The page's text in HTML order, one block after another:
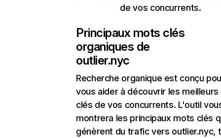
de vos concurrents.
Principaux mots clés
organiques de
outlier.nyc
Recherche organique est conçu
vous aider à découvrir les
clés de vos concurrents. L'outil
montrera les principaux mots clés
génèrent du trafic vers outlier.nyc,